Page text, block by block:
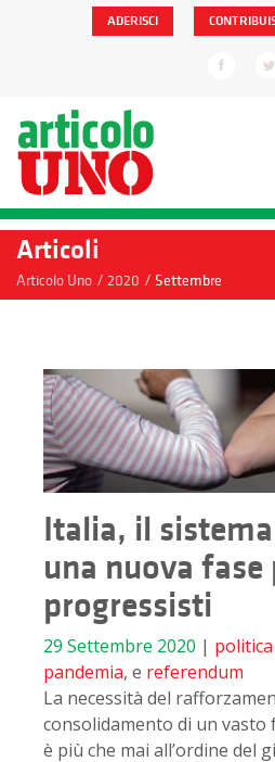
ADERISCI
Articoli
Articolo Uno / 2020 / Settembre
Italia, il
una nuova fase
progressisti
29 Settembre 2020 | politica
pandemia, e referendum
La necessità del
consolidamento di un
è più che mai all’ordine del